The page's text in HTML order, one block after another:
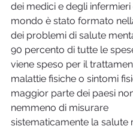
dei medici e degli
mondo è stato formato
dei problemi di salute
90 percento di tutte le
viene speso per il
malattie fisiche o sintomi
maggior parte dei paesi
nemmeno di misurare
sistematicamente la salute